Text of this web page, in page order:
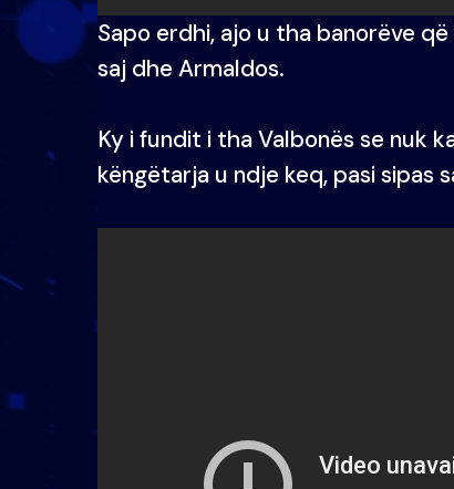
Sapo erdhi, ajo u tha banorëve
saj dhe Armaldos.
Ky i fundit i tha Valbonës se nuk
këngëtarja u ndje keq, pasi sipas